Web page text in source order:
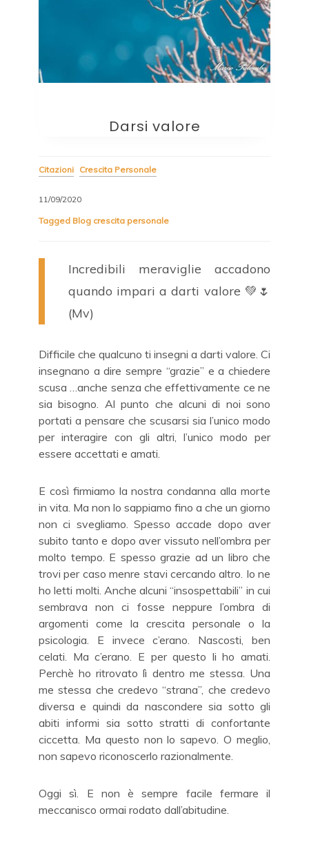
Darsi valore
Citazioni Crescita Personale
11/09/2020
Tagged Blog crescita personale
Incredibili meraviglie accadono
quando impari a darti valore 💚🌷
(Mv)
Difficile che qualcuno ti insegni a darti valore. Ci
insegnano a dire sempre “grazie” e a chiedere
scusa …anche senza che effettivamente ce ne
sia bisogno. Al punto che alcuni di noi sono
portati a pensare che scusarsi sia l’unico modo
per interagire con gli altri, l’unico modo per
essere accettati e amati.
E così firmiamo la nostra condanna alla morte
in vita. Ma non lo sappiamo fino a che un giorno
non ci svegliamo. Spesso accade dopo aver
subito tanto e dopo aver vissuto nell’ombra per
molto tempo. E spesso grazie ad un libro che
trovi per caso menre stavi cercando altro. Io ne
ho letti molti. Anche alcuni “insospettabili” in cui
sembrava non ci fosse neppure l’ombra di
argomenti come la crescita personale o la
psicologia. E invece c’erano. Nascosti, ben
celati. Ma c’erano. E per questo li ho amati.
Perchè ho ritrovato lì dentro me stessa. Una
me stessa che credevo “strana”, che credevo
diversa e quindi da nascondere sia sotto gli
abiti informi sia sotto stratti di confortante
ciccetta. Ma questo non lo sapevo. O meglio,
non sapevo riconoscerlo razionalmente.
Oggi sì. E non è sempre facile fermare il
meccanisco ormai rodato dall’abitudine.